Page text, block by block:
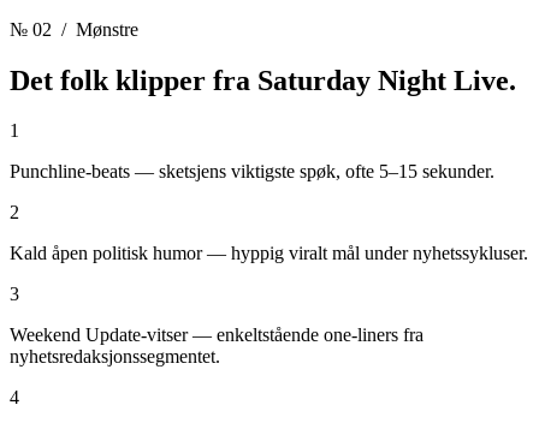
№ 02 / Mønstre
Det folk klipper fra Saturday Night Live.
1
Punchline-beats — sketsjens viktigste spøk, ofte 5–15 sekunder.
2
Kald åpen politisk humor — hyppig viralt mål under nyhetssykluser.
3
Weekend Update-vitser — enkeltstående one-liners fra
nyhetsredaksjonssegmentet.
4